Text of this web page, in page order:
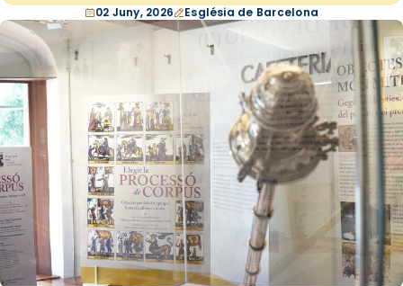
02 Juny, 2026 Església de Barcelona